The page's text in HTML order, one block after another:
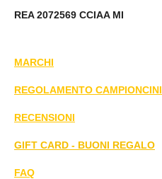
REA 2072569 CCIAA MI
MARCHI
REGOLAMENTO CAMPIONCINI
RECENSIONI
GIFT CARD - BUONI REGALO
FAQ